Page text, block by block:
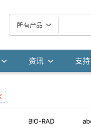
所有产品
资讯 支持
BIO-RAD